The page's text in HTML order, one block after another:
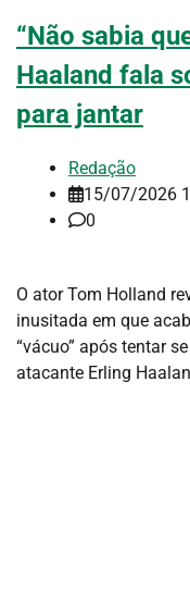
“Não sabia
Haaland fala
para jantar
Redação
15/07/2026
0
O ator Tom Holland
inusitada em que
“vácuo” após tentar
atacante Erling